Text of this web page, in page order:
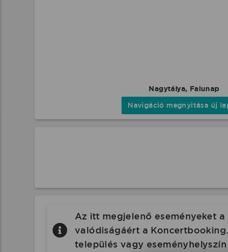
Nagytálya, Falunap
Navigáció megnyitása új
Az itt megjelenő eseményeket
valódiságáért a
település vagy